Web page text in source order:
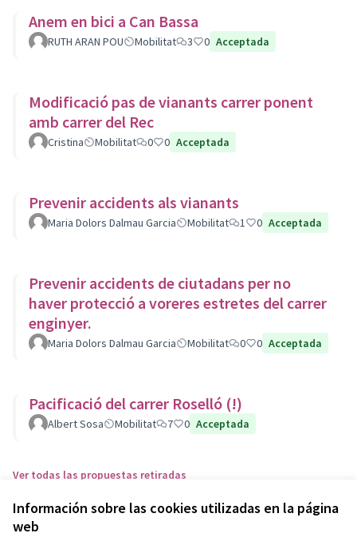
Información sobre las cookies utilizadas en la página
web
Anem en bici a Can Bassa
RUTH ARAN POU Mobilitat 3 0 Acceptada
Modificació pas de vianants carrer ponent
amb carrer del Rec
Cristina Mobilitat 0 0 Acceptada
Prevenir accidents als vianants
Maria Dolors Dalmau Garcia Mobilitat 1 0 Acceptada
Prevenir accidents de ciutadans per no
haver protecció a voreres estretes del carrer
enginyer.
Maria Dolors Dalmau Garcia Mobilitat 0 0 Acceptada
Pacificació del carrer Roselló (!)
Albert Sosa Mobilitat 7 0 Acceptada
Ver todas las propuestas retiradas
Términos y condiciones de uso